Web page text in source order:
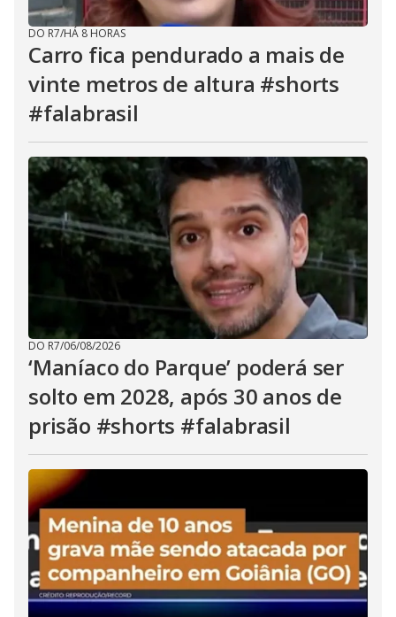
DO R7/HÁ 8 HORAS
Carro fica pendurado a mais de
vinte metros de altura #shorts
#falabrasil
DO R7/06/08/2026
‘Maníaco do Parque’ poderá ser
solto em 2028, após 30 anos de
prisão #shorts #falabrasil